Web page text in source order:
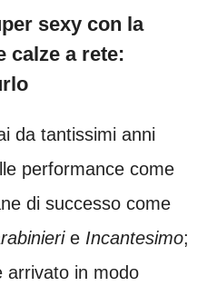
sexy con la
calze a rete:
da tantissimi anni
performance come
di successo come
e Incantesimo;
arrivato in modo